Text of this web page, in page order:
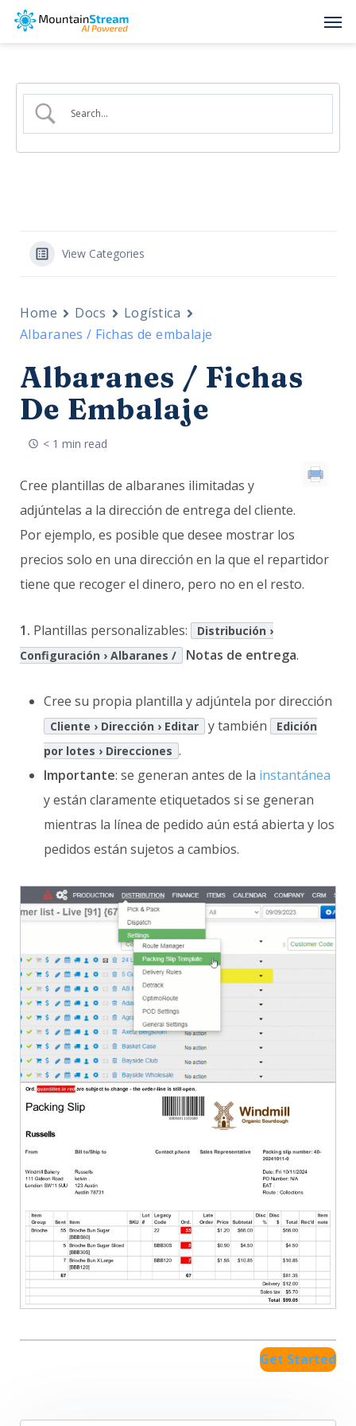
Skip
content
View Categories
Home Docs
Logística
Albaranes / Fichas de embalaje
Albaranes / Fichas
De Embalaje
< 1 min read
Cree plantillas de albaranes ilimitadas y
adjúntelas a la dirección de entrega del cliente.
Por ejemplo, es posible que desee mostrar los
precios solo en una dirección en la que el repartidor
tiene que recoger el dinero, pero no en el resto.
1. Plantillas personalizables:
Distribución ›
Configuración › Albaranes /
Notas de entrega.
Cree su propia plantilla y adjúntela por dirección
Cliente › Dirección › Editar y también
Edición
por lotes › Direcciones .
Importante: se generan antes de la instantánea
y están claramente etiquetados si se generan
mientras la línea de pedido aún está abierta y los
pedidos están sujetos a cambios.
Get Started